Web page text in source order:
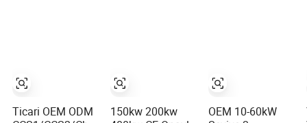
Ticari OEM ODM
150kw 200kw
Şarj İstasyonu
OEM 10-60kW